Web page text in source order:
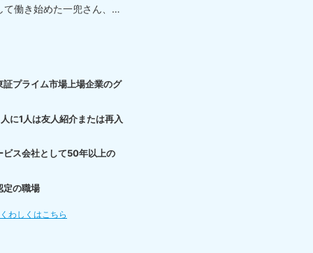
働き始めた一兜さん、
証プライム市場上場企業のグ
に1人は友人紹介または再入
ビス会社として50年以上の
定の職場
わしくはこちら